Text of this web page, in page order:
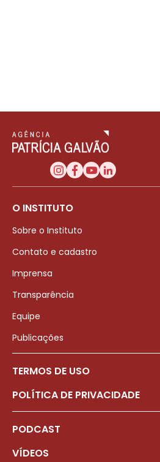
O INSTITUTO
Sobre o Instituto
Contato e cadastro
Imprensa
Transparência
Equipe
Publicações
TERMOS DE USO
POLÍTICA DE PRIVACIDADE
PODCAST
VÍDEOS